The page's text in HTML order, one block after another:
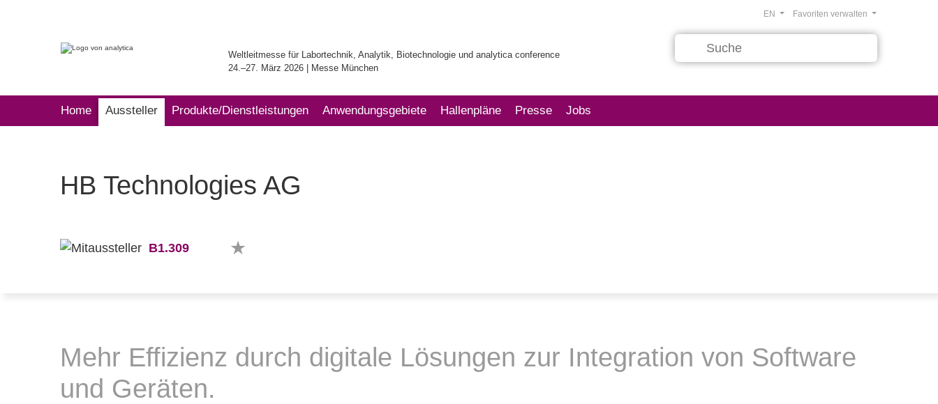
Weltleitmesse für Labortechnik, Analytik, Biotechnologie und analytica conference
24.–27. März 2026 | Messe München
Favoriten verwalten
EN
Home Aussteller Produkte/Dienstleistungen Anwendungsgebiete Hallenpläne Presse Jobs
HB Technologies AG
B1.309
Mehr Effizienz durch digitale Lösungen zur Integration von Software
und Geräten.